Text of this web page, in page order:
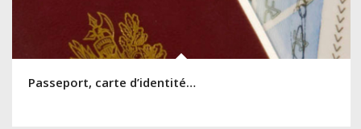
Passeport, carte d’identité…